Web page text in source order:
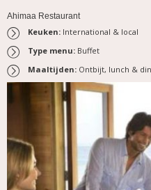
Ahimaa Restaurant
Keuken: International & local
Type menu: Buffet
Maaltijden: Ontbijt, lunch &